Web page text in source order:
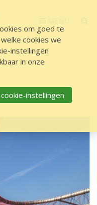
om goed te
cookies we
instellingen
in onze
instellingen